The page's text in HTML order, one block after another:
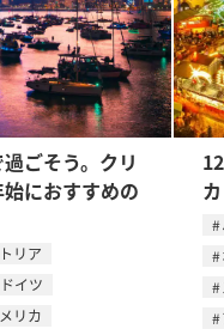
ごそう。クリ
におすすめの
リア
ドイツ
リカ